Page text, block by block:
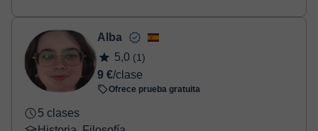
Ofrece prueba gratuita
Profesor Nuevo
Historia
Creativos⏤ Soy Sabina, cantautora, gestora y